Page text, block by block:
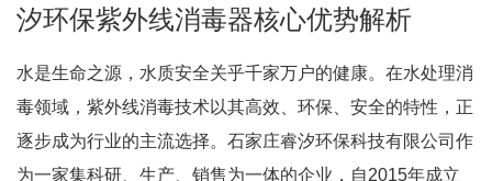
汐环保紫外线消毒器核心优势解析
水是生命之源，水质安全关乎千家万户的健康。在水处理消
毒领域，紫外线消毒技术以其高效、环保、安全的特性，正
逐步成为行业的主流选择。石家庄睿汐环保科技有限公司作
为一家集科研、生产、销售为一体的企业，自2015年成立